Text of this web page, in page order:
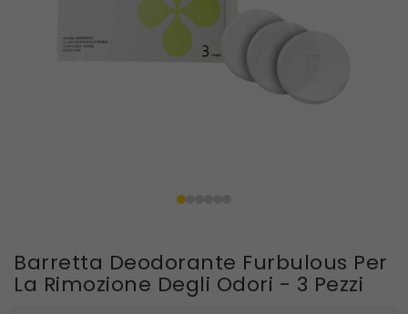
Barretta Deodorante Furbulous Per
La Rimozione Degli Odori - 3 Pezzi